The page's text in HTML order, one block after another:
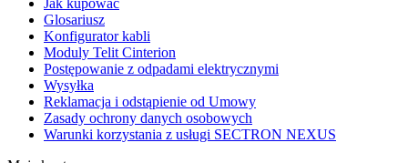
Glosariusz
Konfigurator kabli
Moduly Telit Cinterion
Postępowanie z odpadami elektrycznymi
Wysyłka
Reklamacja i odstąpienie od Umowy
Zasady ochrony danych osobowych
Warunki korzystania z usługi SECTRON NEXUS